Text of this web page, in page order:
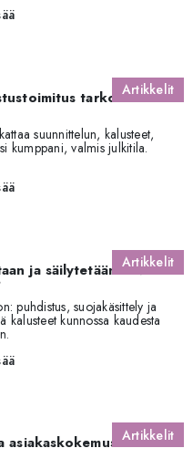
Artikkelit
tarkoittaa?
suunnittelun, kalusteet,
kumppani, valmis julkitila.
Artikkelit
ja säilytetään talven
puhdistus, suojakäsittely ja
kunnossa kaudesta
Artikkelit